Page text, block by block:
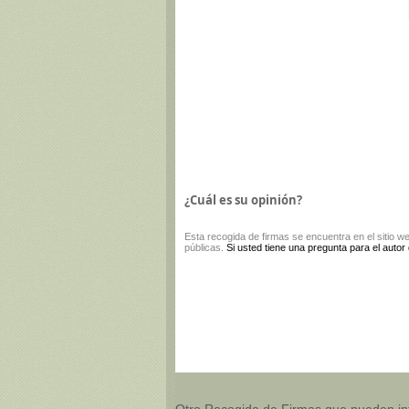
¿Cuál es su opinión?
Esta recogida de firmas se encuentra en el sitio
públicas. Si usted tiene una pregunta para el